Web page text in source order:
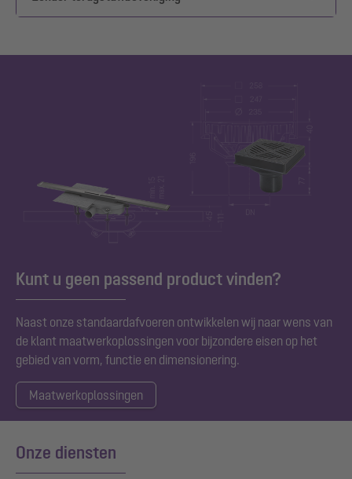
Kunt u geen passend product vinden?
Naast onze standaardafvoeren ontwikkelen wij naar wens van
de klant maatwerkoplossingen voor bijzondere eisen op het
gebied van vorm, functie en dimensionering.
Maatwerkoplossingen
Onze diensten